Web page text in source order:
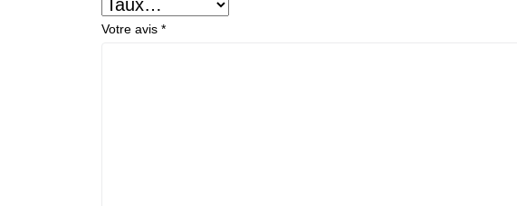
Votre avis *